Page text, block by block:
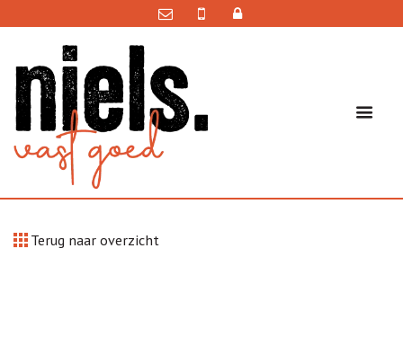
Terug naar overzicht